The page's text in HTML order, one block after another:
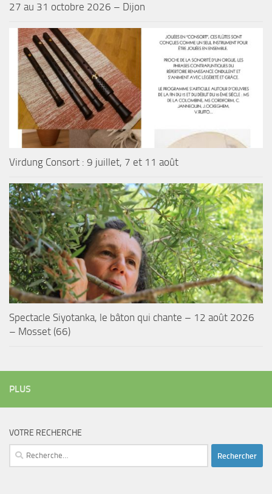
27 au 31 octobre 2026 – Dijon
Virdung Consort : 9 juillet, 7 et 11 août
Spectacle Siyotanka, le bâton qui chante – 12 août 2026
– Mosset (66)
PLUS
VOTRE RECHERCHE
Rechercher :